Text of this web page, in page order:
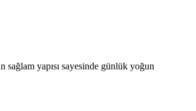
sağlam yapısı sayesinde günlük yoğun